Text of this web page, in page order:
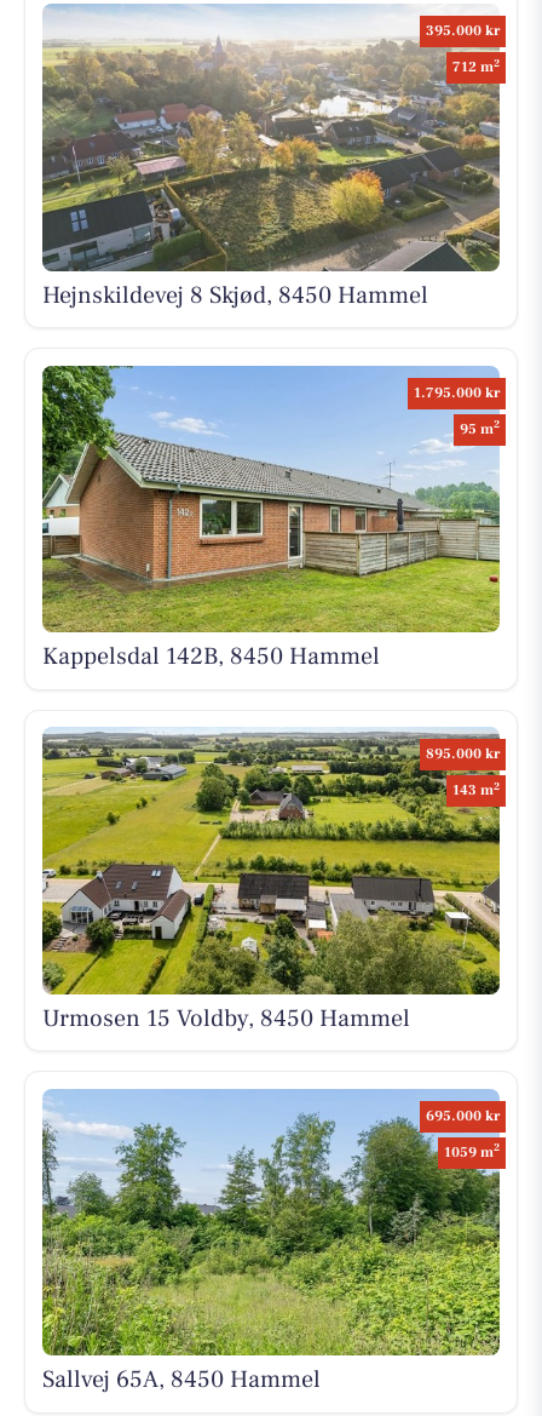
395.000 kr
712 m2
Hejnskildevej 8 Skjød, 8450 Hammel
1.795.000 kr
95 m2
Kappelsdal 142B, 8450 Hammel
895.000 kr
143 m2
Urmosen 15 Voldby, 8450 Hammel
695.000 kr
1059 m2
Sallvej 65A, 8450 Hammel